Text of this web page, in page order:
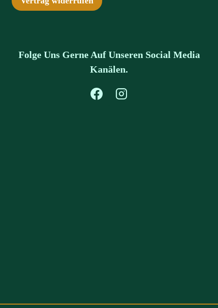
Folge Uns Gerne Auf Unseren Social Media
Kanälen.